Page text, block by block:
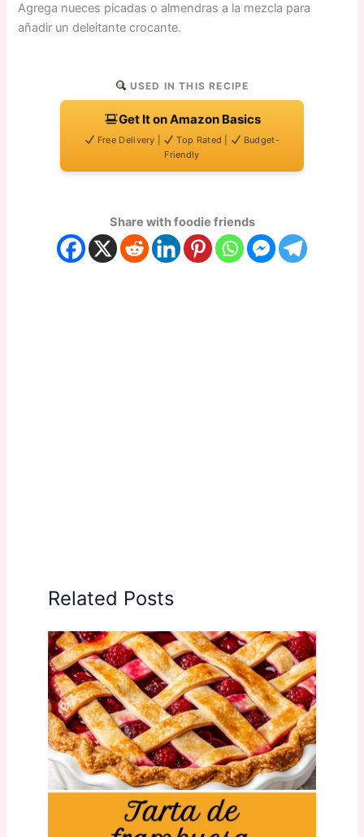
Agrega nueces picadas o almendras a la mezcla para
añadir un deleitante crocante.
USED IN THIS RECIPE
Get It on Amazon Basics
Free Delivery | Top Rated |
Budget-
Friendly
Share with foodie friends
Related Posts